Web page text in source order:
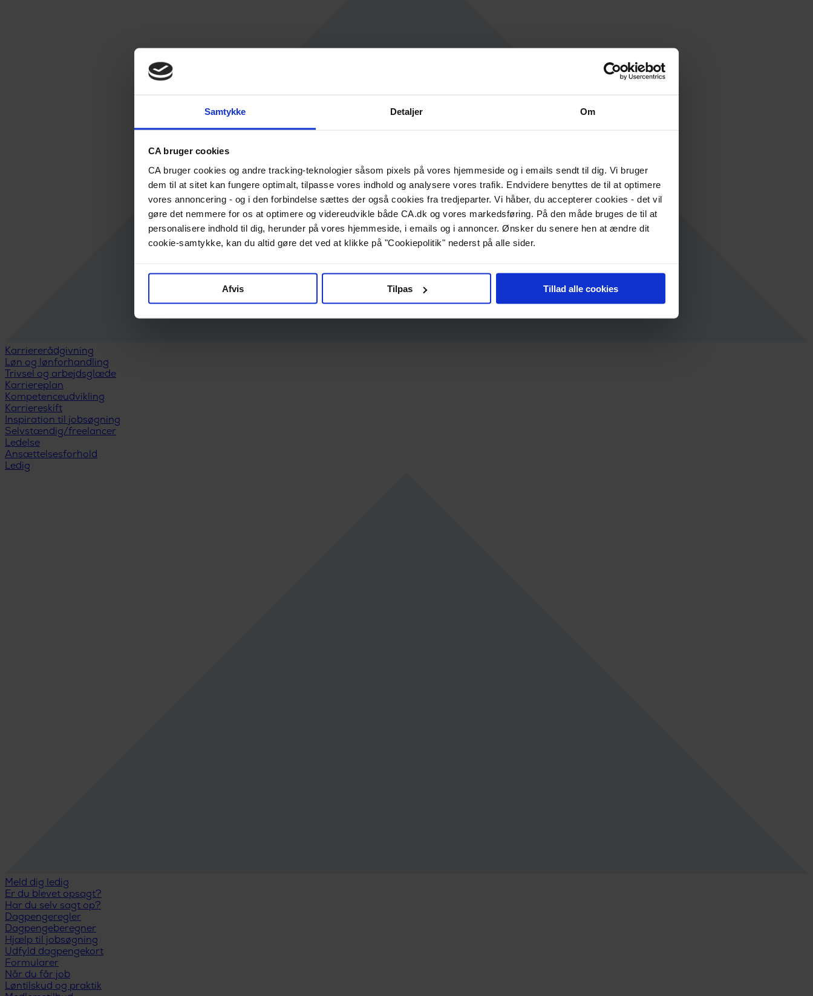
Samtykke Detaljer Om
CA bruger cookies
CA bruger cookies og andre tracking-teknologier såsom pixels på vores hjemmeside og i emails sendt til dig. Vi bruger
dem til at sitet kan fungere optimalt, tilpasse vores indhold og analysere vores trafik. Endvidere benyttes de til at optimere
vores annoncering - og i den forbindelse sættes der også cookies fra tredjeparter. Vi håber, du accepterer cookies - det vil
gøre det nemmere for os at optimere og videreudvikle både CA.dk og vores markedsføring. På den måde bruges de til at
personalisere indhold til dig, herunder på vores hjemmeside, i emails og i annoncer. Ønsker du senere hen at ændre dit
cookie-samtykke, kan du altid gøre det ved at klikke på "Cookiepolitik" nederst på alle sider.
Afvis Tilpas Tillad alle cookies
Karriererådgivning
Løn og lønforhandling
Trivsel og arbejdsglæde
Karriereplan
Kompetenceudvikling
Karriereskift
Inspiration til jobsøgning
Selvstændig/freelancer
Ledelse
Ansættelsesforhold
Ledig
Meld dig ledig
Er du blevet opsagt?
Har du selv sagt op?
Dagpengeregler
Dagpengeberegner
Hjælp til jobsøgning
Udfyld dagpengekort
Formularer
Når du får job
Løntilskud og praktik